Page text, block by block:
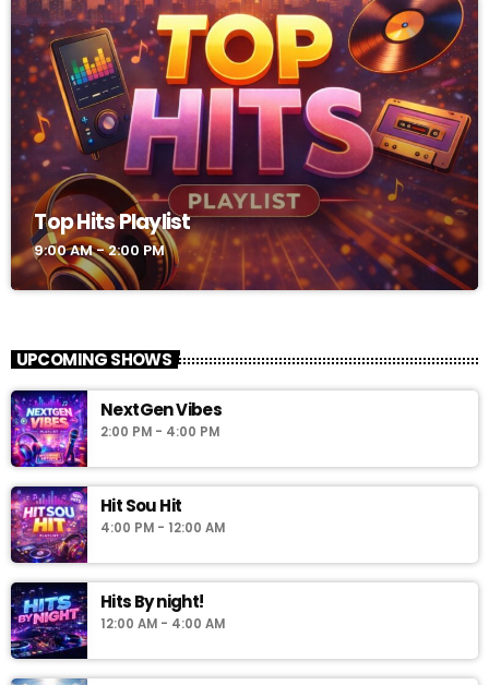
Top Hits Playlist
9:00 AM - 2:00 PM
UPCOMING SHOWS
NextGen Vibes
2:00 PM - 4:00 PM
Hit Sou Hit
4:00 PM - 12:00 AM
Hits By night!
12:00 AM - 4:00 AM